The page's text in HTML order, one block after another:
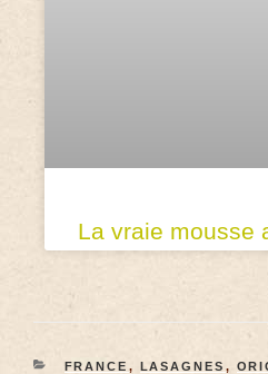
La vraie mousse
FRANCE , LASAGNES ,